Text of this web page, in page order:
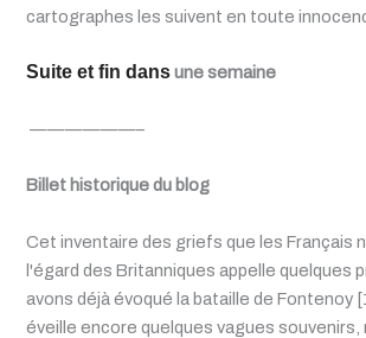
cartographes les suivent en toute
Suite et fin dans une semaine
——————–
Billet historique du blog
Cet inventaire des griefs que les Français
l'égard des Britanniques appelle quelques
avons déjà évoqué la bataille de Fontenoy
éveille encore quelques vagues